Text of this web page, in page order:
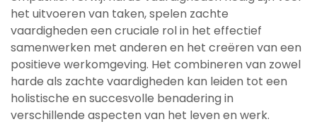
het uitvoeren van taken, spelen zachte
vaardigheden een cruciale rol in het effectief
samenwerken met anderen en het creëren van een
positieve werkomgeving. Het combineren van zowel
harde als zachte vaardigheden kan leiden tot een
holistische en succesvolle benadering in
verschillende aspecten van het leven en werk.